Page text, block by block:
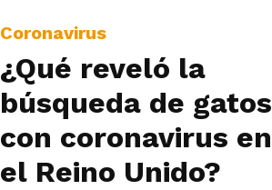
Coronavirus
¿Qué reveló la
búsqueda de gatos
con coronavirus en
el Reino Unido?